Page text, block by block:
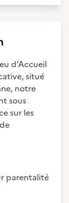
d’Accueil
situé
notre
sous
sur les
parentalité